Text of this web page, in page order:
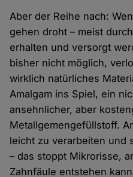
Aber der Reihe nach:
gehen droht – meist
erhalten und versorgt
bisher nicht möglich,
wirklich natürliches
Amalgam ins Spiel, ein
ansehnlicher, aber
Metallgemengefüllstoff.
leicht zu verarbeiten und
– das stoppt Mikrorisse,
Zahnfäule entstehen